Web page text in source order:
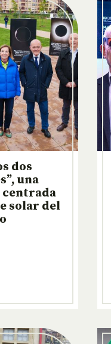
dos
una
solar del